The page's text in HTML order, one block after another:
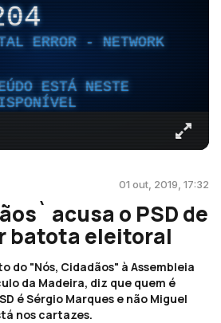
ERROR - NETWORK
ESTÁ NESTE
01 out, 2019, 17:32
acusa o PSD de
batota eleitoral
do "Nós, Cidadãos" à Assembleia
da Madeira, diz que quem é
é Sérgio Marques e não Miguel
nos cartazes.